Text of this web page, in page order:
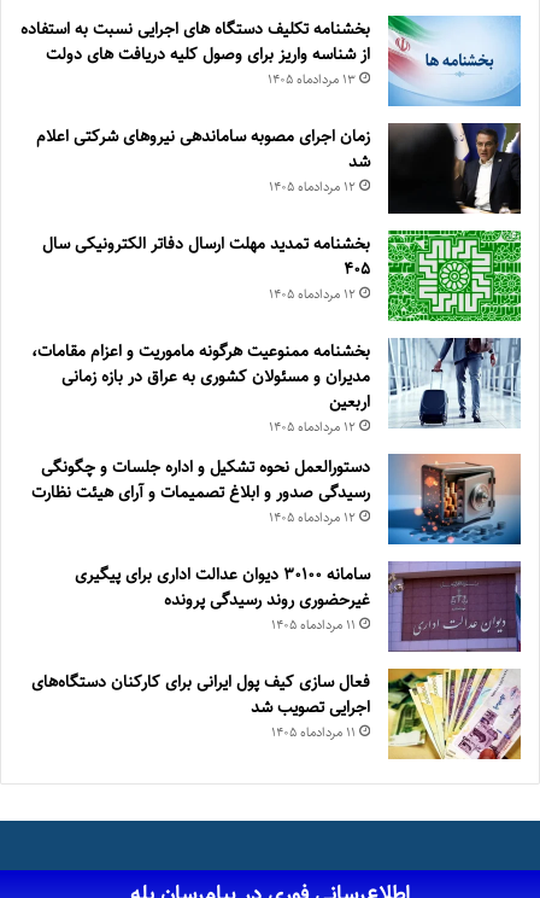
بخشنامه تکلیف دستگاه های اجرایی نسبت به استفاده
از شناسه واریز برای وصول کلیه دریافت های دولت
۱۳ مرداد‌ماه ۱۴۰۵
زمان اجرای مصوبه ساماندهی نیروهای شرکتی اعلام
شد
۱۲ مرداد‌ماه ۱۴۰۵
بخشنامه تمدید مهلت ارسال دفاتر الکترونیکی سال
۴۰۵
۱۲ مرداد‌ماه ۱۴۰۵
بخشنامه ممنوعیت هرگونه ماموریت و اعزام مقامات،
مدیران و مسئولان کشوری به عراق در بازه زمانی
اربعین
۱۲ مرداد‌ماه ۱۴۰۵
دستورالعمل نحوه تشکیل و اداره جلسات و چگونگی
رسیدگی صدور و ‏ابلاغ تصمیمات و‎ ‎آرای هیئت نظارت
۱۲ مرداد‌ماه ۱۴۰۵
سامانه ۳۰۱۰۰ دیوان عدالت اداری برای پیگیری
غیرحضوری روند رسیدگی پرونده
۱۱ مرداد‌ماه ۱۴۰۵
فعال سازی کیف پول ایرانی برای کارکنان دستگاه‌های
اجرایی تصویب شد
۱۱ مرداد‌ماه ۱۴۰۵